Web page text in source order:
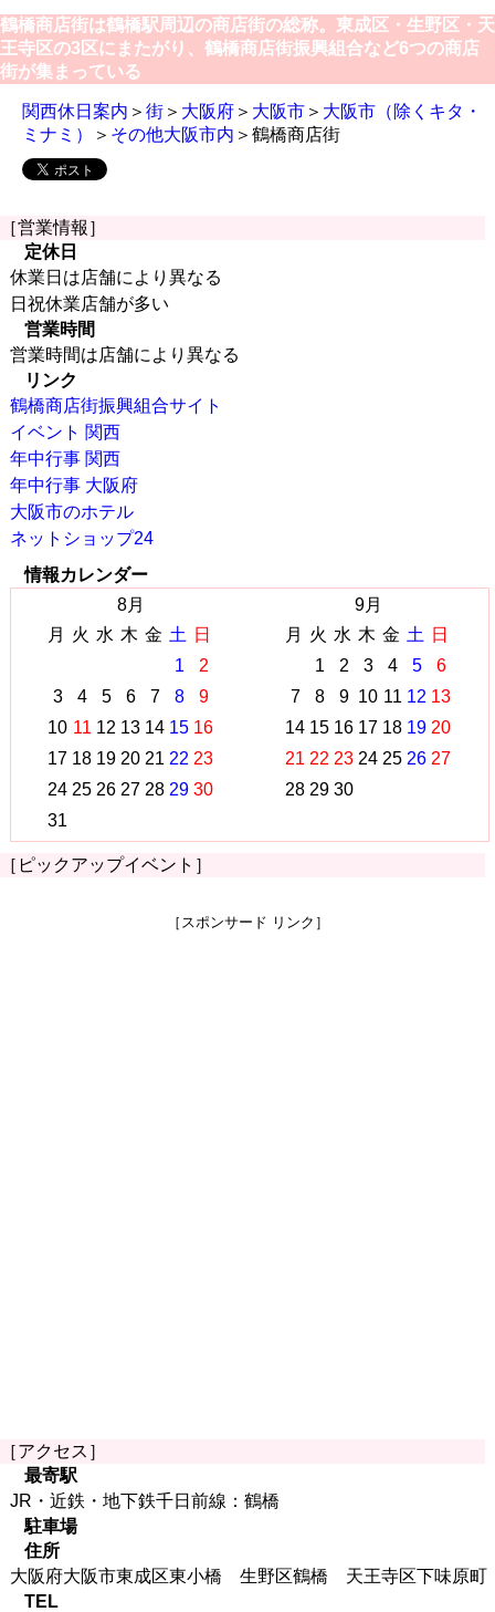
鶴橋商店街は鶴橋駅周辺の商店街の総称。東成区・生野区・天
王寺区の3区にまたがり、鶴橋商店街振興組合など6つの商店
街が集まっている
関西休日案内 ＞ 街 ＞ 大阪府 ＞ 大阪市 ＞ 大阪市（除くキタ・
ミナミ）
＞ その他大阪市内 ＞鶴橋商店街
［営業情報］
定休日
休業日は店舗により異なる
日祝休業店舗が多い
営業時間
営業時間は店舗により異なる
リンク
鶴橋商店街振興組合サイト
イベント 関西
年中行事 関西
年中行事 大阪府
大阪市のホテル
ネットショップ24
情報カレンダー
8月
月
火 水 木 金 土
日
1
2
3
4 5 6 7 8
9
10 11 12 13 14 15 16
17 18 19 20 21 22 23
24 25 26 27 28 29 30
31
9月
月
火 水 木 金 土
日
1
2 3 4 5
6
7
8 9 10 11 12 13
14 15 16 17 18 19 20
21 22 23 24 25 26 27
28 29 30
［ピックアップイベント］
［スポンサード リンク］
［アクセス］
最寄駅
JR・近鉄・地下鉄千日前線：鶴橋
駐車場
住所
大阪府大阪市東成区東小橋 生野区鶴橋 天王寺区下味原町
TEL